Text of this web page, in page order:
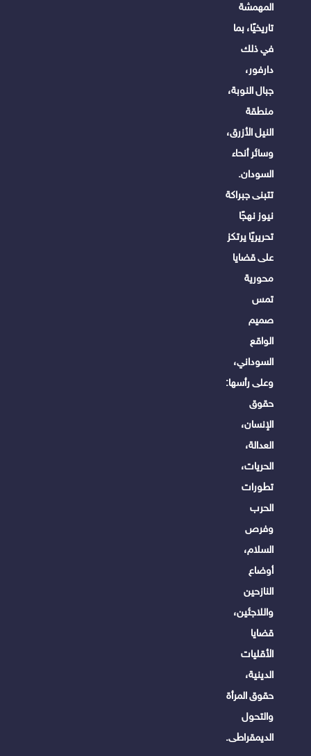
المهمشة
تاريخيًا، بما
في ذلك
دارفور،
جبال النوبة،
منطقة
النيل الأزرق،
وسائر أنحاء
السودان.
تتبنى جبراكة
نيوز نهجًا
تحريريًا يرتكز
على قضايا
محورية
تمس
صميم
الواقع
السوداني،
وعلى رأسها:
حقوق
الإنسان،
العدالة،
الحريات،
تطورات
الحرب
وفرص
السلام،
أوضاع
النازحين
واللاجئين،
قضايا
الأقليات
الدينية،
حقوق المرأة
والتحول
الديمقراطى.